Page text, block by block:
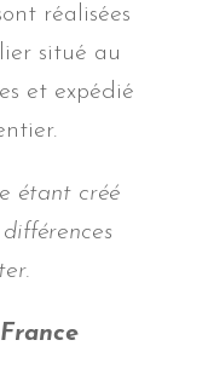
réalisées
situé au
et expédié
étant créé